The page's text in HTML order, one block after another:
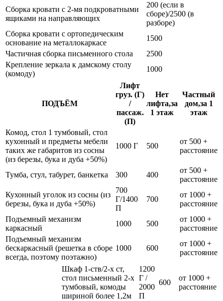
Сборка кровати с 2-мя подкроватными
ящиками на направляющих
200 (если в
сборе)/2500 (в
разборе)
Сборка кровати с ортопедическим
основание на металлокаркасе
1500
Частичная сборка письменного стола
2500
Крепление зеркала к дамскому столу
(комоду)
1000
ПОДЪЁМ
Лифт
груз. (Г)
/
пассаж.
(П)
Нет
лифта,за
1 этаж
Частный
дом,за 1
этаж
Комод, стол 1 тумбовый, стол
кухонный и предметы мебели
таких же габаритов из сосны
(из березы, бука и дуба +50%)
1000 Г 500
от 500 +
расстояние
Тумба, стул, табурет, банкетка 300 400
от 500 +
расстояние
Кухонный уголок из сосны (из
березы, бука и дуба +50%)
700
Г/1400
П
700
от 1000 +
расстояние
Подъемный механизм
каркасный
1000 500
от 1000 +
расстояние
Подъемный механизм
бескаркасный (решетка в сборе
всегда, поэтому поэтажно)
1000 600
от 1000 +
расстояние
Шкаф 1-ств/2-х ст,
стол письменный 2-х
тумбовый, комоды
шириной более 1,2м
1200
Г /
2000
П
600
от 1000 +
расстояние